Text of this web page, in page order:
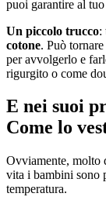
puoi garantire al
Un piccolo trucco:
cotone. Può
per avvolgerlo e
rigurgito o come
E nei suoi
Come lo
Ovviamente, molto
vita i bambini sono
temperatura.